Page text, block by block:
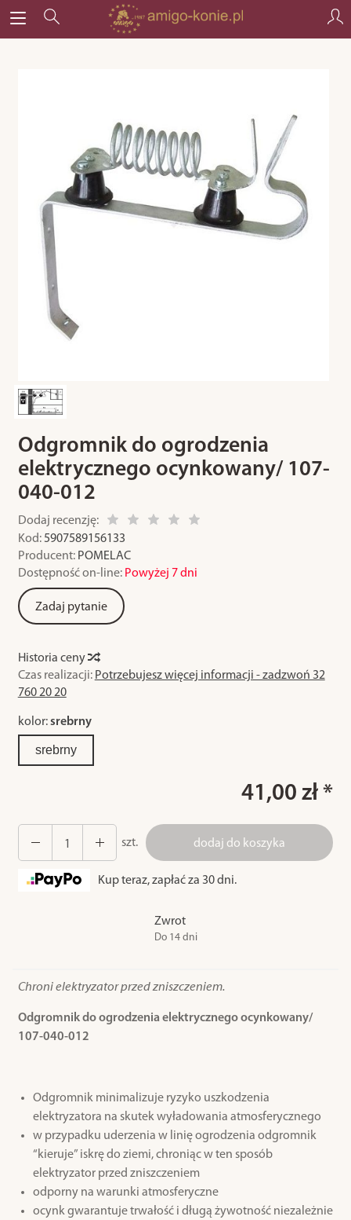
Odgromnik do ogrodzenia
elektrycznego ocynkowany/ 107-
040-012
Dodaj recenzję:
Kod: 5907589156133
Producent: POMELAC
Dostępność on-line: Powyżej 7 dni
Zadaj pytanie
Historia ceny
Czas realizacji: Potrzebujesz więcej informacji - zadzwoń 32
760 20 20
kolor:srebrny
srebrny
41,00 zł *
szt. dodaj do koszyka
Kup teraz, zapłać za 30 dni.
Zwrot
Do 14 dni
Chroni elektryzator przed zniszczeniem.
Odgromnik do ogrodzenia elektrycznego ocynkowany/
107-040-012
Odgromnik minimalizuje ryzyko uszkodzenia
elektryzatora na skutek wyładowania atmosferycznego
w przypadku uderzenia w linię ogrodzenia odgromnik
“kieruje” iskrę do ziemi, chroniąc w ten sposób
elektryzator przed zniszczeniem
odporny na warunki atmosferyczne
ocynk gwarantuje trwałość i długą żywotność niezależnie